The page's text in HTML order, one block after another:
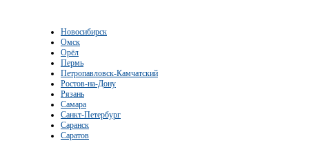
Новосибирск
Омск
Орёл
Пермь
Петропавловск-Камчатский
Ростов-на-Дону
Рязань
Самара
Санкт-Петербург
Саранск
Саратов